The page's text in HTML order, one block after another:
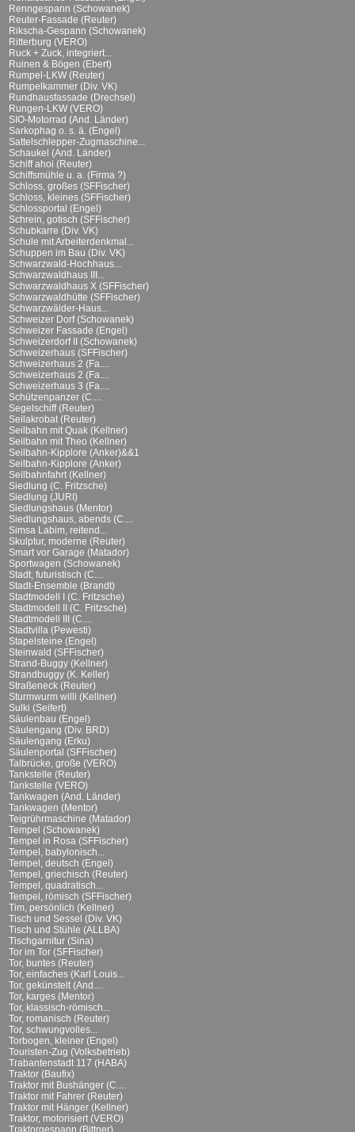
Renngespann (Schowanek)
Reuter-Fassade (Reuter)
Rikscha-Gespann (Schowanek)
Ritterburg (VERO)
Ruck + Zuck, integriert...
Ruinen & Bögen (Ebert)
Rumpel-LKW (Reuter)
Rumpelkammer (Div. VK)
Rundhausfassade (Drechsel)
Rungen-LKW (VERO)
SIO-Motorrad (And. Länder)
Sarkophag o. s. ä. (Engel)
Sattelschlepper-Zugmaschine...
Schaukel (And. Länder)
Schiff ahoi (Reuter)
Schiffsmühle u. a. (Firma ?)
Schloss, großes (SFFischer)
Schloss, kleines (SFFischer)
Schlossportal (Engel)
Schrein, gotisch (SFFischer)
Schubkarre (Div. VK)
Schule mit Arbeiterdenkmal...
Schuppen im Bau (Div. VK)
Schwarzwald-Hochhaus...
Schwarzwaldhaus III...
Schwarzwaldhaus X (SFFischer)
Schwarzwaldhütte (SFFischer)
Schwarzwälder-Haus...
Schweizer Dorf (Schowanek)
Schweizer Fassade (Engel)
Schweizerdorf II (Schowanek)
Schweizerhaus (SFFischer)
Schweizerhaus 2 (Fa....
Schweizerhaus 2 (Fa....
Schweizerhaus 3 (Fa....
Schützenpanzer (C....
Segelschiff (Reuter)
Seilakrobat (Reuter)
Seilbahn mit Quak (Kellner)
Seilbahn mit Theo (Kellner)
Seilbahn-Kipplore (Anker)&&1
Seilbahn-Kipplore (Anker)
Seilbahnfahrt (Kellner)
Siedlung (C. Fritzsche)
Siedlung (JURI)
Siedlungshaus (Mentor)
Siedlungshaus, abends (C....
Simsa Labim, reitend...
Skulptur, moderne (Reuter)
Smart vor Garage (Matador)
Sportwagen (Schowanek)
Stadt, futuristisch (C....
Stadt-Ensemble (Brandt)
Stadtmodell I (C. Fritzsche)
Stadtmodell II (C. Fritzsche)
Stadtmodell III (C....
Stadtvilla (Pewesti)
Stapelsteine (Engel)
Steinwald (SFFischer)
Strand-Buggy (Kellner)
Strandbuggy (K. Keller)
Straßeneck (Reuter)
Sturmwurm willi (Kellner)
Sulki (Seifert)
Säulenbau (Engel)
Säulengang (Div. BRD)
Säulengang (Erku)
Säulenportal (SFFischer)
Talbrücke, große (VERO)
Tankstelle (Reuter)
Tankstelle (VERO)
Tankwagen (And. Länder)
Tankwagen (Mentor)
Teigrührmaschine (Matador)
Tempel (Schowanek)
Tempel in Rosa (SFFischer)
Tempel, babylonisch...
Tempel, deutsch (Engel)
Tempel, griechisch (Reuter)
Tempel, quadratisch...
Tempel, römisch (SFFischer)
Tim, persönlich (Kellner)
Tisch und Sessel (Div. VK)
Tisch und Stühle (ALLBA)
Tischgarnitur (Sina)
Tor im Tor (SFFischer)
Tor, buntes (Reuter)
Tor, einfaches (Karl Louis...
Tor, gekünstelt (And....
Tor, karges (Mentor)
Tor, klassisch-römisch...
Tor, romanisch (Reuter)
Tor, schwungvolles...
Torbogen, kleiner (Engel)
Touristen-Zug (Volksbetrieb)
Trabantenstadt 117 (HABA)
Traktor (Baufix)
Traktor mit Bushänger (C....
Traktor mit Fahrer (Reuter)
Traktor mit Hänger (Kellner)
Traktor, motorisiert (VERO)
Traktorgespann (Bittner)